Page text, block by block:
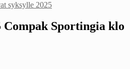
syksylle 2025
Sportingia klo